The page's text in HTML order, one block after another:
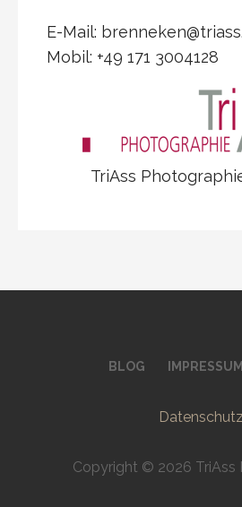
E-Mail:
Mobil: +49 171 3004128‬
TriAss
BLOG IMPRESSUM
Datenschutz
Copyright © 2026 TriAss